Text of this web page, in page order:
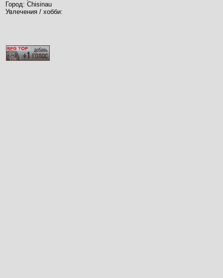
Город: Chisinau
Увлечения / хобби: